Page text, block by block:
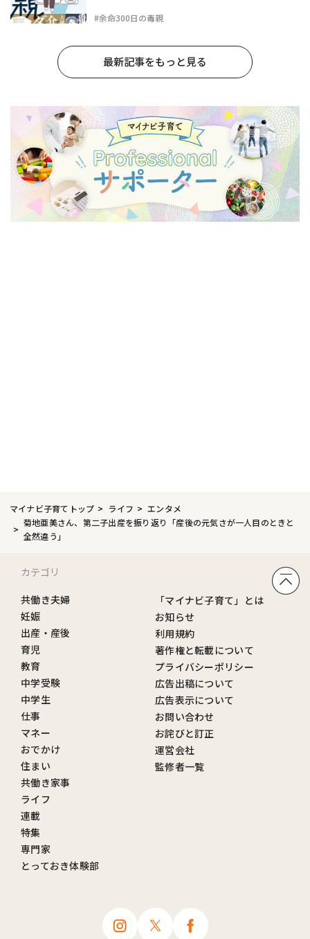
#余命300日の毒親
最新記事をもっと見る
マイナビ子育てトップ ライフ
エンタメ
菊地亜美さん、第二子出産を振り返り「産後の元気さが一人目のときと
全然違う」
カテゴリ
共働き夫婦
妊娠
出産・産後
育児
教育
中学受験
中学生
仕事
マネー
おでかけ
住まい
共働き家事
ライフ
連載
特集
専門家
とっておき体験部
「マイナビ子育て」とは
お知らせ
利用規約
著作権と転載について
プライバシーポリシー
広告出稿について
広告表示について
お問い合わせ
お詫びと訂正
運営会社
監修者一覧